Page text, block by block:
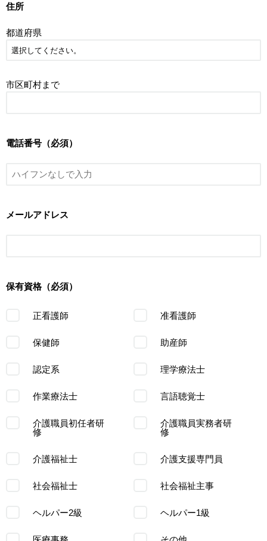
住所
都道府県
市区町村まで
電話番号（必須）
メールアドレス
保有資格（必須）
正看護師 准看護師
保健師 助産師
認定系 理学療法士
作業療法士 言語聴覚士
介護職員初任者研
修
介護職員実務者研
修
介護福祉士 介護支援専門員
社会福祉士 社会福祉主事
ヘルパー2級 ヘルパー1級